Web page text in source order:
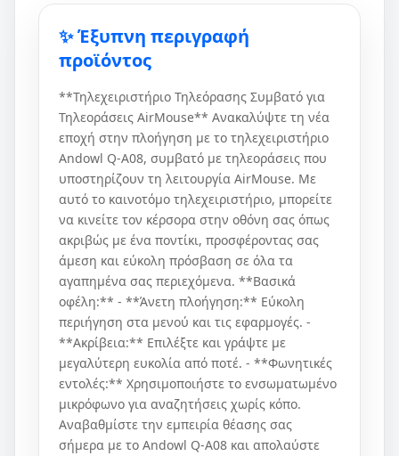
✨ Έξυπνη περιγραφή
προϊόντος
**Τηλεχειριστήριο Τηλεόρασης Συμβατό για
Τηλεοράσεις AirMouse** Ανακαλύψτε τη νέα
εποχή στην πλοήγηση με το τηλεχειριστήριο
Andowl Q-A08, συμβατό με τηλεοράσεις που
υποστηρίζουν τη λειτουργία AirMouse. Με
αυτό το καινοτόμο τηλεχειριστήριο, μπορείτε
να κινείτε τον κέρσορα στην οθόνη σας όπως
ακριβώς με ένα ποντίκι, προσφέροντας σας
άμεση και εύκολη πρόσβαση σε όλα τα
αγαπημένα σας περιεχόμενα. **Βασικά
οφέλη:** - **Άνετη πλοήγηση:** Εύκολη
περιήγηση στα μενού και τις εφαρμογές. -
**Ακρίβεια:** Επιλέξτε και γράψτε με
μεγαλύτερη ευκολία από ποτέ. - **Φωνητικές
εντολές:** Χρησιμοποιήστε το ενσωματωμένο
μικρόφωνο για αναζητήσεις χωρίς κόπο.
Αναβαθμίστε την εμπειρία θέασης σας
σήμερα με το Andowl Q-A08 και απολαύστε